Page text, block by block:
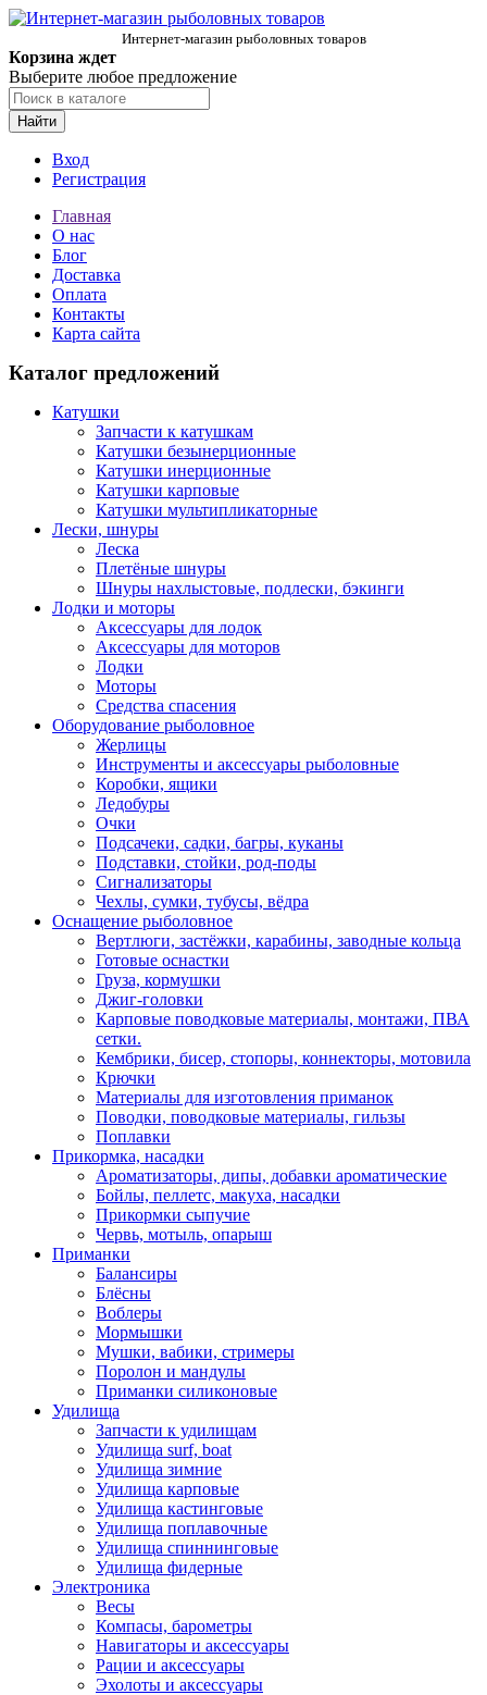
Интернет-магазин рыболовных товаров
Корзина ждет
Выберите любое предложение
Найти
Вход
Регистрация
Главная
О нас
Блог
Доставка
Оплата
Контакты
Карта сайта
Каталог предложений
Катушки
Запчасти к катушкам
Катушки безынерционные
Катушки инерционные
Катушки карповые
Катушки мультипликаторные
Лески, шнуры
Леска
Плетёные шнуры
Шнуры нахлыстовые, подлески, бэкинги
Лодки и моторы
Аксессуары для лодок
Аксессуары для моторов
Лодки
Моторы
Средства спасения
Оборудование рыболовное
Жерлицы
Инструменты и аксессуары рыболовные
Коробки, ящики
Ледобуры
Очки
Подсачеки, садки, багры, куканы
Подставки, стойки, род-поды
Сигнализаторы
Чехлы, сумки, тубусы, вёдра
Оснащение рыболовное
Вертлюги, застёжки, карабины, заводные кольца
Готовые оснастки
Груза, кормушки
Джиг-головки
Карповые поводковые материалы, монтажи, ПВА
сетки.
Кембрики, бисер, стопоры, коннекторы, мотовила
Крючки
Материалы для изготовления приманок
Поводки, поводковые материалы, гильзы
Поплавки
Прикормка, насадки
Ароматизаторы, дипы, добавки ароматические
Бойлы, пеллетс, макуха, насадки
Прикормки сыпучие
Червь, мотыль, опарыш
Приманки
Балансиры
Блёсны
Воблеры
Мормышки
Мушки, вабики, стримеры
Поролон и мандулы
Приманки силиконовые
Удилища
Запчасти к удилищам
Удилища surf, boat
Удилища зимние
Удилища карповые
Удилища кастинговые
Удилища поплавочные
Удилища спиннинговые
Удилища фидерные
Электроника
Весы
Компасы, барометры
Навигаторы и аксессуары
Рации и аксессуары
Эхолоты и аксессуары